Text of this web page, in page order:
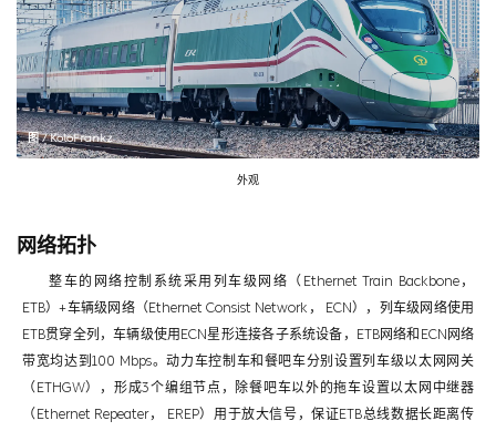
图 / KoloFrankz
外观
网络拓扑
整车的网络控制系统采用列车级网络（Ethernet Train Backbone，
ETB）+车辆级网络（Ethernet Consist Network， ECN），列车级网络使用
ETB贯穿全列，车辆级使用ECN星形连接各子系统设备，ETB网络和ECN网络
带宽均达到100 Mbps。动力车控制车和餐吧车分别设置列车级以太网网关
（ETHGW），形成3个编组节点，除餐吧车以外的拖车设置以太网中继器
（Ethernet Repeater， EREP）用于放大信号，保证ETB总线数据长距离传